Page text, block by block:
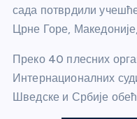
сада потврдили
Црне Горе,
Преко 40 плесних
Интернационалних
Шведске и Србије